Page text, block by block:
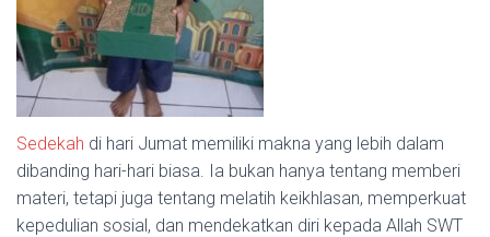
Sedekah di hari Jumat memiliki makna yang lebih dalam
dibanding hari-hari biasa. Ia bukan hanya tentang memberi
materi, tetapi juga tentang melatih keikhlasan, memperkuat
kepedulian sosial, dan mendekatkan diri kepada Allah SWT